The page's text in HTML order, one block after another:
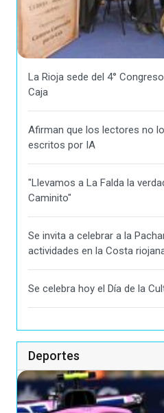
La Rioja sede del 4°
Caja
Afirman que los lectores no
escritos por IA
"Llevamos a La Falda la
Caminito"
Se invita a celebrar a la
actividades en la Costa
Se celebra hoy el Día de la
Deportes